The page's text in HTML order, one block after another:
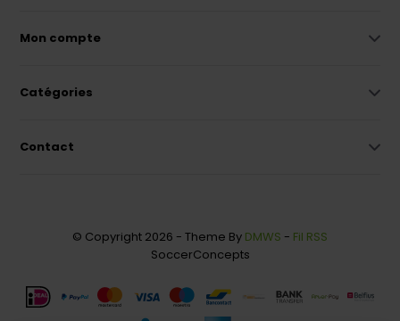
Mon compte
Catégories
Contact
© Copyright 2026 - Theme By DMWS - Fil RSS
SoccerConcepts